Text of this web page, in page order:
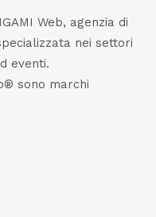
Web, agenzia di
nei settori
eventi.
sono marchi